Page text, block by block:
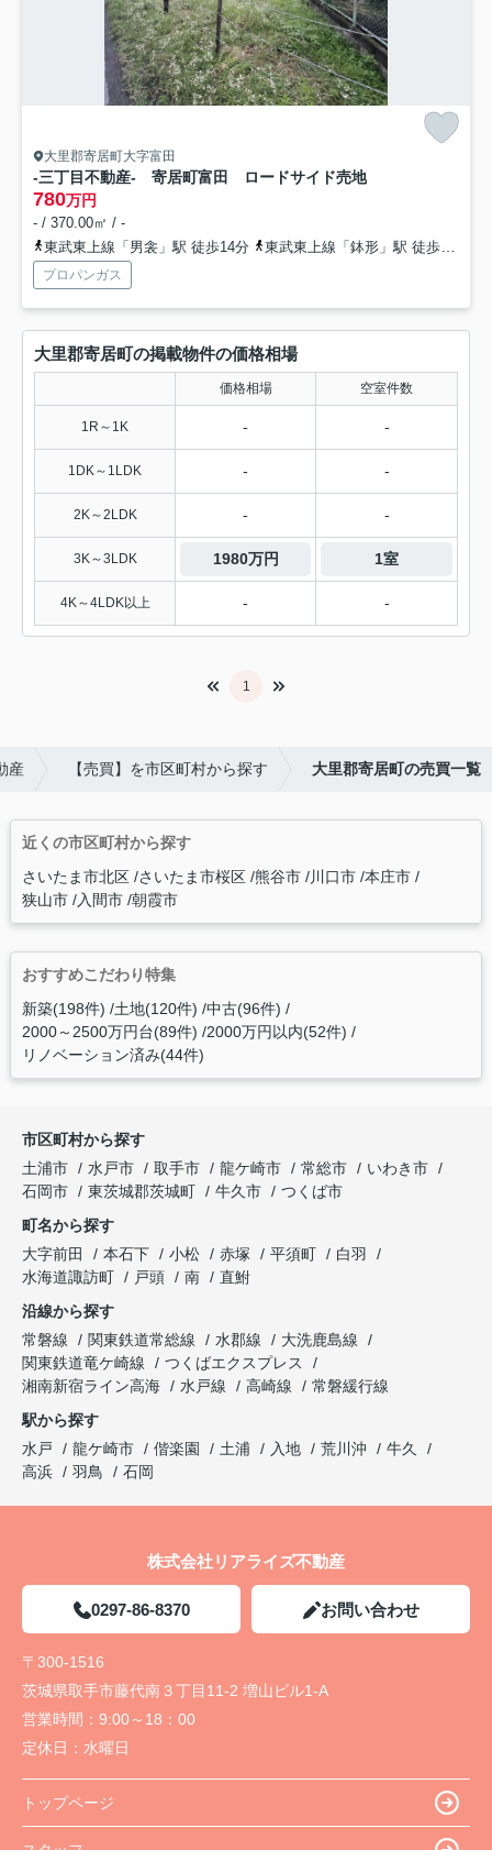
大里郡寄居町大字富田
-三丁目不動産- 寄居町富田 ロードサイド売地
780万円
- / 370.00㎡ / -
東武東上線「男衾」駅 徒歩14分
東武東上線「鉢形」駅 徒歩23分
プロパンガス
大里郡寄居町の掲載物件の価格相場
価格相場 空室件数
1R～1K - -
1DK～1LDK - -
2K～2LDK - -
3K～3LDK 1980万円 1室
4K～4LDK以上 - -
1
産 【売買】を市区町村から探す 大里郡寄居町の売買一覧
近くの市区町村から探す
さいたま市北区 さいたま市桜区 熊谷市 川口市 本庄市
狭山市 入間市 朝霞市
おすすめこだわり特集
新築(198件) 土地(120件) 中古(96件)
2000～2500万円台(89件) 2000万円以内(52件)
リノベーション済み(44件)
市区町村から探す
土浦市
水戸市 取手市 龍ケ崎市 常総市
いわき市
石岡市
東茨城郡茨城町 牛久市
つくば市
町名から探す
大字前田
本石下 小松 赤塚 平須町
白羽
水海道諏訪町
戸頭 南
直鮒
沿線から探す
常磐線
関東鉄道常総線 水郡線
大洗鹿島線
関東鉄道竜ケ崎線
つくばエクスプレス
湘南新宿ライン高海
水戸線 高崎線
常磐緩行線
駅から探す
水戸
龍ケ崎市 偕楽園 土浦 入地 荒川沖
牛久
高浜
羽鳥 石岡
株式会社リアライズ不動産
0297-86-8370 お問い合わせ
〒300-1516
茨城県取手市藤代南３丁目11-2 増山ビル1-A
営業時間： 9:00～18：00
定休日： 水曜日
トップページ